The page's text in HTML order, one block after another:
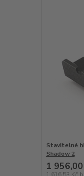
Stavitelné
Shadow 2
1 956,00
1 616,53 Kč